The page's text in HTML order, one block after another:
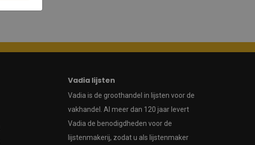
Vadia lijsten
Vadia is de groothandel in lijsten voor de
vakhandel. Al meer dan 120 jaar levert
Vadia de benodigdheden voor de
lijstenmakerij, zodat u als lijstenmaker